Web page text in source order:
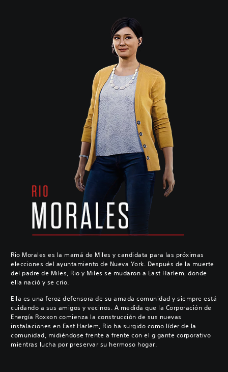
Rio Morales es la mamá de Miles y candidata para las próximas
elecciones del ayuntamiento de Nueva York. Después de la muerte
del padre de Miles, Rio y Miles se mudaron a East Harlem, donde
ella nació y se crio.
Ella es una feroz defensora de su amada comunidad y siempre está
cuidando a sus amigos y vecinos. A medida que la Corporación de
Energía Roxxon comienza la construcción de sus nuevas
instalaciones en East Harlem, Rio ha surgido como líder de la
comunidad, midiéndose frente a frente con el gigante corporativo
mientras lucha por preservar su hermoso hogar.